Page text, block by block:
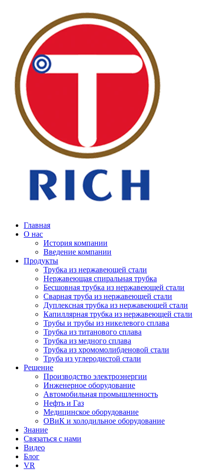
Главная
О нас
История компании
Введение компании
Продукты
Трубка из нержавеющей стали
Нержавеющая спиральная трубка
Бесшовная трубка из нержавеющей стали
Сварная труба из нержавеющей стали
Дуплексная трубка из нержавеющей стали
Капиллярная трубка из нержавеющей стали
Трубы и трубы из никелевого сплава
Трубка из титанового сплава
Трубка из медного сплава
Трубка из хромомолибденовой стали
Труба из углеродистой стали
Решение
Производство электроэнергии
Инженерное оборудование
Автомобильная промышленность
Нефть и Газ
Медицинское оборудование
ОВиК и холодильное оборудование
Знание
Связаться с нами
Видео
Блог
VR